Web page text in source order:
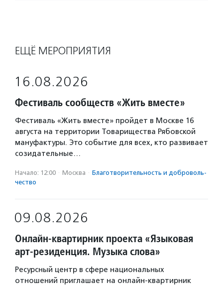
ЕЩЁ МЕРОПРИЯТИЯ
16.08.2026
Фестиваль сообществ «Жить вместе»
Фестиваль «Жить вместе» пройдет в Москве 16
августа на территории Товарищества Рябовской
мануфактуры. Это событие для всех, кто развивает
созидательные…
Начало: 12:00 · Москва · Благотвори­тель­ность и доброволь­
чест­во
09.08.2026
Онлайн-квартирник проекта «Языковая
арт-резиденция. Музыка слова»
Ресурсный центр в сфере национальных
отношений приглашает на онлайн-квартирник